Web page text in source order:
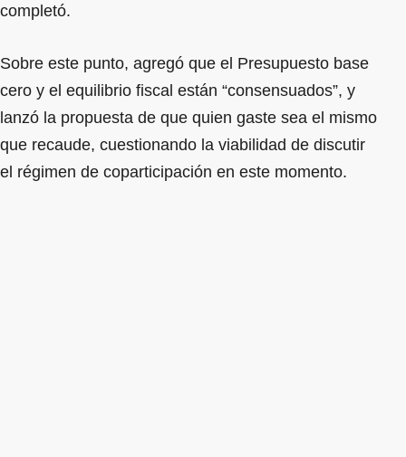
completó.
Sobre este punto, agregó que el Presupuesto base
cero y el equilibrio fiscal están “consensuados”, y
lanzó la propuesta de que quien gaste sea el mismo
que recaude, cuestionando la viabilidad de discutir
el régimen de coparticipación en este momento.